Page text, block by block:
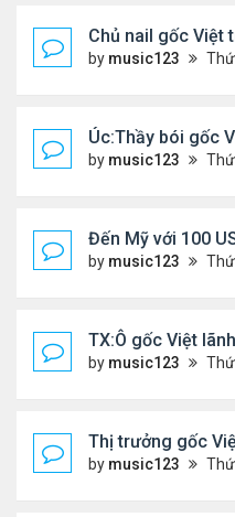
Chủ nail gốc Việt
by music123 Thứ 3 Tháng 11 18,
Úc:Thầy bói gốc
by music123 Thứ 3 Tháng 11 18,
Đến Mỹ với 100
by music123 Thứ 5 Tháng 11 13,
TX:Ô gốc Việt
by music123 Thứ 5 Tháng 11 13,
Thị trưởng gốc
by music123 Thứ 5 Tháng 11 13,